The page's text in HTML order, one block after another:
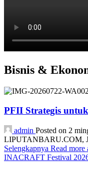
Bisnis &
PFII Strategis
admin Posted on 2
LIPUTANBARU.COM,
Selengkapnya Read more
INACRAFT Festival